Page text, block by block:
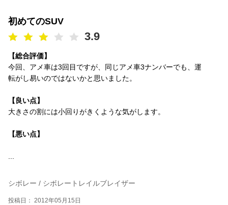
初めてのSUV
3.9
【総合評価】
今回、アメ車は3回目ですが、同じアメ車3ナンバーでも、運
転がし易いのではないかと思いました。
【良い点】
大きさの割には小回りがきくような気がします。
【悪い点】
シボレー / シボレートレイルブレイザー
投稿日： 2012年05月15日